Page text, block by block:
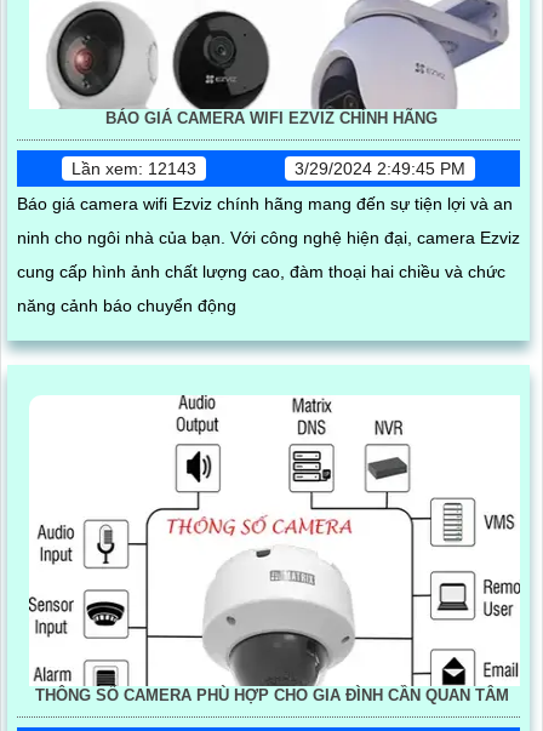
BÁO GIÁ CAMERA WIFI EZVIZ CHÍNH HÃNG
Lần xem: 12143
3/29/2024 2:49:45 PM
Báo giá camera wifi Ezviz chính hãng mang đến sự tiện lợi và an
ninh cho ngôi nhà của bạn. Với công nghệ hiện đại, camera Ezviz
cung cấp hình ảnh chất lượng cao, đàm thoại hai chiều và chức
năng cảnh báo chuyển động
THÔNG SỐ CAMERA PHÙ HỢP CHO GIA ĐÌNH CẦN QUAN TÂM